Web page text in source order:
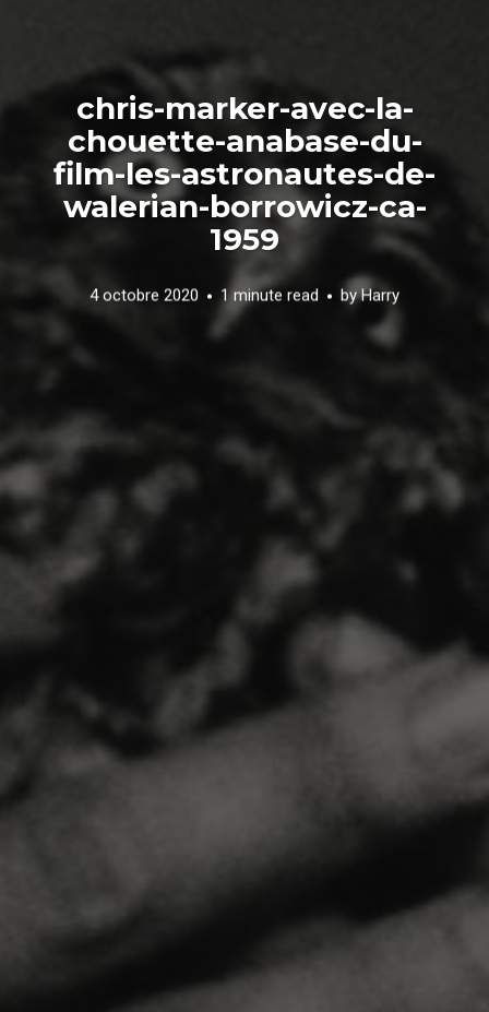
chris-marker-avec-la-
chouette-anabase-du-
film-les-astronautes-de-
walerian-borrowicz-ca-
1959
4 octobre 2020 1 minute read byHarry